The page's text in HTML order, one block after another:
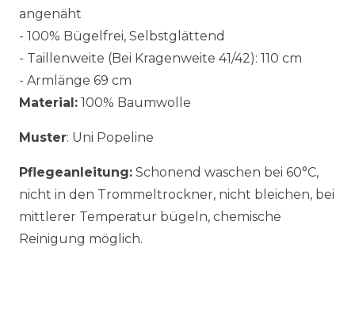
angenäht
- 100% Bügelfrei, Selbstglättend
- Taillenweite (Bei Kragenweite 41/42): 110 cm
- Armlänge 69 cm
Material: 100% Baumwolle
Muster: Uni Popeline
Pflegeanleitung: Schonend waschen bei 60°C,
nicht in den Trommeltrockner, nicht bleichen, bei
mittlerer Temperatur bügeln, chemische
Reinigung möglich.